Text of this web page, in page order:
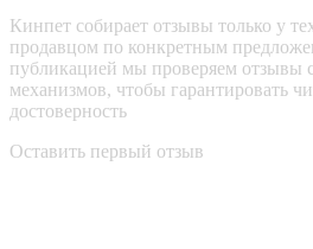
Кинпет собирает отзывы только у
продавцом по конкретным
публикацией мы проверяем отзывы
механизмов, чтобы гарантировать
достоверность
Оставить первый отзыв